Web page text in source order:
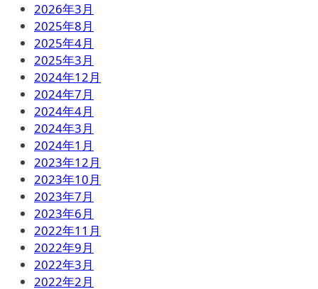
2026年3月
2025年8月
2025年4月
2025年3月
2024年12月
2024年7月
2024年4月
2024年3月
2024年1月
2023年12月
2023年10月
2023年7月
2023年6月
2022年11月
2022年9月
2022年3月
2022年2月